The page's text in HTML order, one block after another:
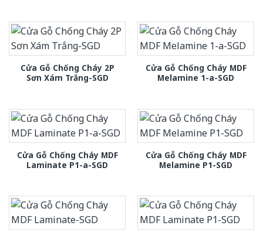
Cửa Gỗ Chống Cháy 2P
Sơn Xám Trắng-SGD
Cửa Gỗ Chống Cháy MDF
Melamine 1-a-SGD
Cửa Gỗ Chống Cháy MDF
Laminate P1-a-SGD
Cửa Gỗ Chống Cháy MDF
Melamine P1-SGD